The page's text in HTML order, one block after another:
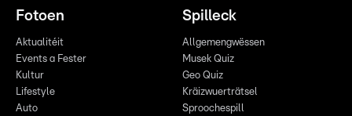
Fotoen
Aktualitéit
Events a Fester
Kultur
Lifestyle
Auto
Spilleck
Allgemengwëssen
Musek Quiz
Geo Quiz
Kräizwuerträtsel
Sproochespill